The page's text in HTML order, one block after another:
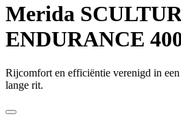
Merida
ENDURANCE
Rijcomfort en efficiëntie verenigd in
lange rit.